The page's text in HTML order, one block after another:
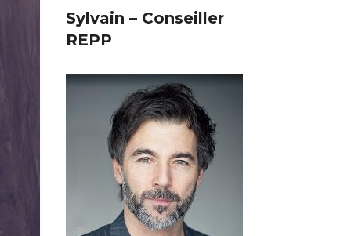
Sylvain – Conseiller
REPP